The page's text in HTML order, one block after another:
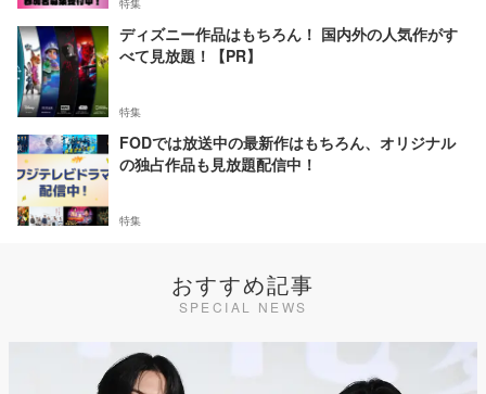
特集
ディズニー作品はもちろん！ 国内外の人気作がす
べて見放題！【PR】
特集
FODでは放送中の最新作はもちろん、オリジナル
の独占作品も見放題配信中！
特集
おすすめ記事
SPECIAL NEWS